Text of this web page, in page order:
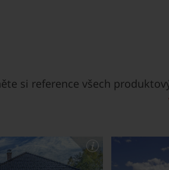
si reference všech